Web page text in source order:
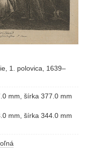
1. polovica, 1639–
mm, šírka 377.0 mm
mm, šírka 344.0 mm